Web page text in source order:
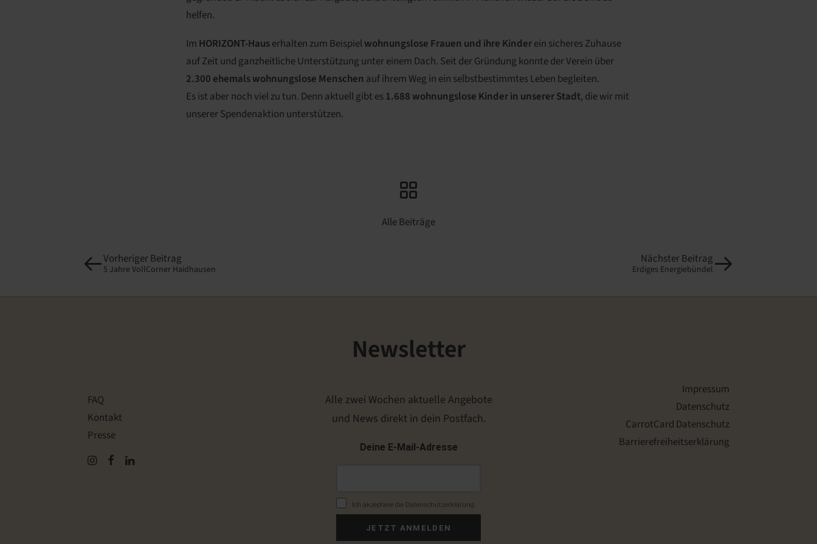
helfen.
Im HORIZONT-Hauserhalten zum Beispielwohnungslose Frauen und ihre Kinderein sicheres Zuhause
auf Zeit und ganzheitliche Unterstützung unter einem Dach. Seit der Gründung konnte der Verein über
2.300 ehemals wohnungslose Menschen auf ihrem Weg in ein selbstbestimmtes Leben begleiten.
Es ist aber noch viel zu tun. Denn aktuell gibt es1.688 wohnungslose Kinder in unserer Stadt, die wir mit
unserer Spendenaktion unterstützen.
Alle Beiträge
Vorheriger Beitrag
5 Jahre VollCorner Haidhausen
Nächster Beitrag
Erdiges Energiebündel
FAQ
Kontakt
Presse
Newsletter
Alle zwei Wochen aktuelle Angebote
und News direkt in dein Postfach.
Deine E-Mail-Adresse
Ich akzeptiere die Datenschutzerklärung.
JETZT ANMELDEN
Impressum
Datenschutz
CarrotCard Datenschutz
Barrierefreiheitserklärung